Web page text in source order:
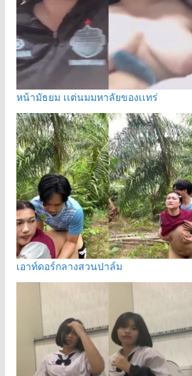
หน้ามัธยม เเต่นมมหาลัยของเเทร่
เอาท์ดอร์กลางสวนปาล์ม